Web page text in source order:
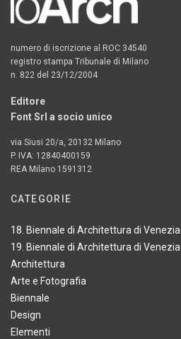
numero di iscrizione al ROC 34540
registro stampa Tribunale di Milano
n. 822 del 23/12/2004
Editore
Font Srl a socio unico
via Siusi 20/a, 20132 Milano
P. IVA: 12840400159
REA Milano 1591312
CATEGORIE
18. Biennale di Architettura di Venezia
19. Biennale di Architettura di Venezia
Architettura
Arte e Fotografia
Biennale
Design
Elementi